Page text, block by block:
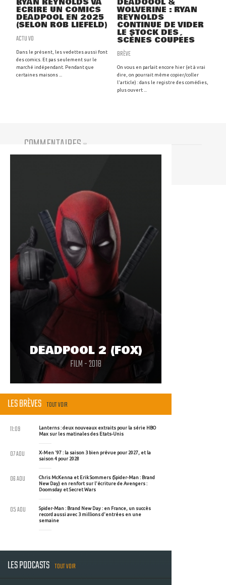
RYAN REYNOLDS VA
ÉCRIRE UN COMICS
DEADPOOL EN 2025
(SELON ROB LIEFELD)
ACTU VO
Dans le présent, les vedettes aussi font
des comics. Et pas seulement sur le
marché indépendant. Pendant que
certaines maisons ...
DEADOOOL &
WOLVERINE : RYAN
REYNOLDS
CONTINUE DE VIDER
LE STOCK DES
SCÈNES COUPÉES
BRÈVE
On vous en parlait encore hier (et à vrai
dire, on pourrait même copier/coller
l'article) : dans le registre des comédies,
plus ouvert ...
COMMENTAIRES (0)
DEADPOOL 2 (FOX)
FILM - 2018
LES BRÈVES TOUT VOIR
Lanterns : deux nouveaux extraits pour la série HBO
Max sur les matinales des Etats-Unis
11:09
X-Men '97 : la saison 3 bien prévue pour 2027, et la
saison 4 pour 2028
07 AOU
Chris McKenna et Erik Sommers (Spider-Man : Brand
New Day) en renfort sur l'écriture de Avengers :
Doomsday et Secret Wars
06 AOU
Spider-Man : Brand New Day : en France, un succès
record aussi avec 3 millions d'entrées en une
semaine
05 AOU
LES PODCASTS TOUT VOIR